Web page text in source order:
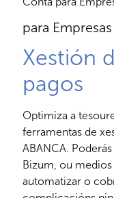
para Empresas
Xestión
pagos
Optimiza a
ferramentas de
ABANCA.
Bizum, ou
automatizar o